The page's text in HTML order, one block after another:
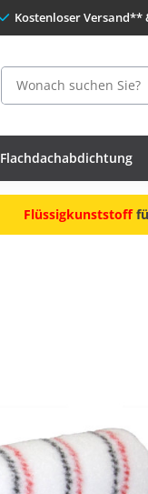
Kostenloser Versand**
Suche
Flachdachabdichtung
Flüssigkunststoff